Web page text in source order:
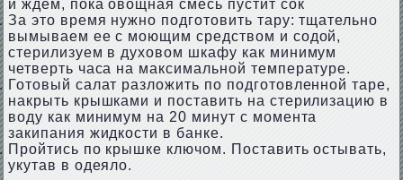
и ждем, пока овощная смесь пустит сок
За это время нужно подготовить тару: тщательно
вымываем ее с моющим средством и содой,
стерилизуем в духовом шкафу как минимум
четверть часа на максимальной температуре.
Готовый салат разложить по подготовленной таре,
накрыть крышками и поставить на стерилизацию в
воду как минимум на 20 минут с момента
закипания жидкости в банке.
Пройтись по крышке ключом. Поставить остывать,
укутав в одеяло.